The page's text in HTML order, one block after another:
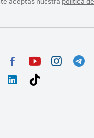
Fac
You